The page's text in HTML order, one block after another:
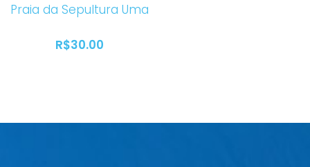
Praia da Sepultura Uma
coração da Costa
R$30.00